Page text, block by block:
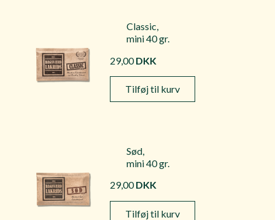
Classic,
mini 40 gr.
29,00DKK
Tilføj til kurv
Sød,
mini 40 gr.
29,00DKK
Tilføj til kurv